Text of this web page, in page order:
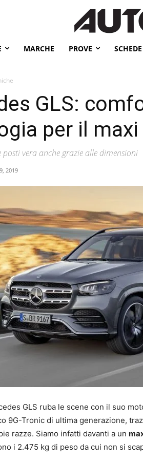
MARCHE PROVE
GLS:
per il maxi
posti vera anche grazie alle dimensioni
2019
GLS ruba le scene con il suo
9G-Tronic di ultima generazione,
razze. Siamo infatti davanti a un
i 2.475 kg di peso da cui non si